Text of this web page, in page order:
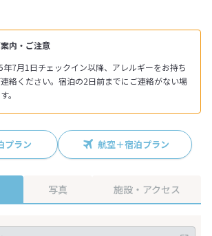
内・ご注意
年7月1日チェックイン以降、アレルギーをお持ち
絡ください。宿泊の2日前までにご連絡がない場
。
プラン 航空＋宿泊プラン
写真 施設・アクセス